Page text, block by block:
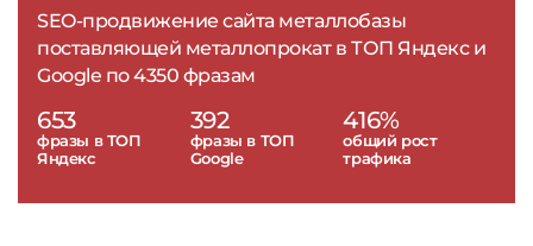
SEO-продвижение сайта металлобазы
поставляющей металлопрокат в ТОП Яндекс и
Google по 4350 фразам
653
фразы в ТОП
Яндекс
392
фразы в ТОП
Google
416%
общий рост
трафика